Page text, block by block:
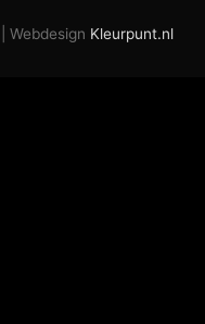
| Webdesign Kleurpunt.nl